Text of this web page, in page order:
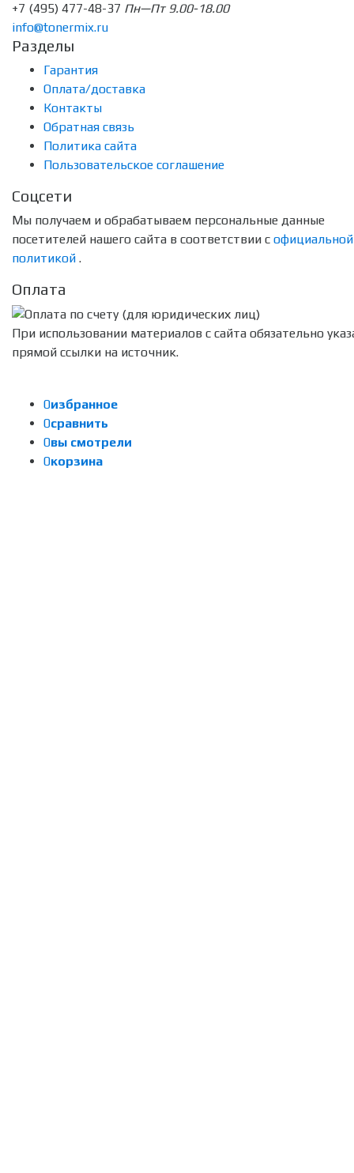
+7 (495) 477-48-37 Пн—Пт 9.00-18.00
info@tonermix.ru
Разделы
Гарантия
Оплата/доставка
Контакты
Обратная связь
Политика сайта
Пользовательское соглашение
Соцсети
Мы получаем и обрабатываем персональные данные
посетителей нашего сайта в соответствии с официальной
политикой .
Оплата
При использовании материалов с сайта обязательно
прямой ссылки на источник.
0избранное
0сравнить
0вы смотрели
0корзина